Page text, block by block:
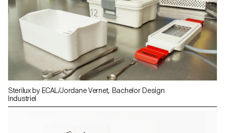
Sterilux by ECAL/Jordane Vernet, Bachelor Design
Industriel